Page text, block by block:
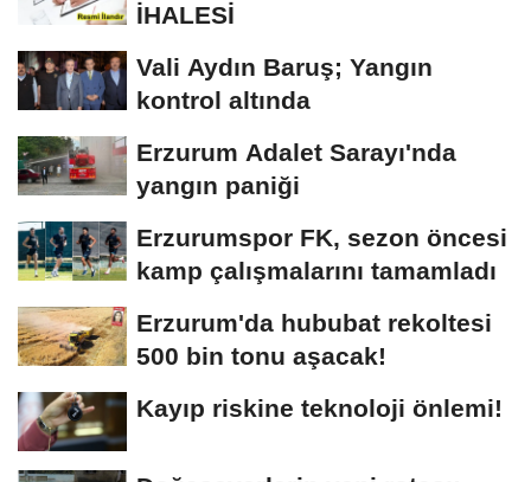
İHALESİ
Vali Aydın Baruş; Yangın
kontrol altında
Erzurum Adalet Sarayı'nda
yangın paniği
Erzurumspor FK, sezon öncesi
kamp çalışmalarını tamamladı
Erzurum'da hububat rekoltesi
500 bin tonu aşacak!
Kayıp riskine teknoloji önlemi!